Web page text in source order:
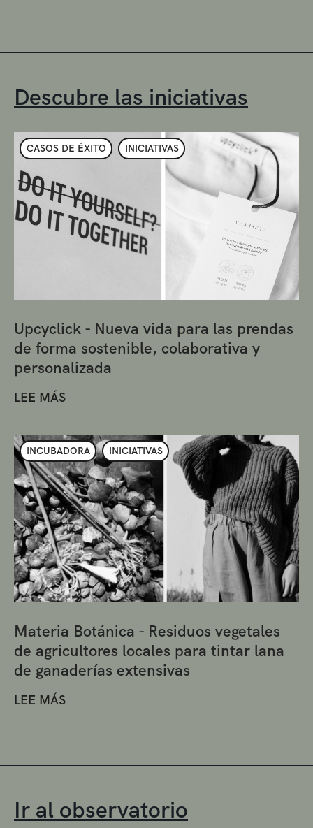
Descubre las iniciativas
CASOS DE ÉXITO INICIATIVAS
Upcyclick - Nueva vida para las prendas
de forma sostenible, colaborativa y
personalizada
LEE MÁS
INCUBADORA INICIATIVAS
Materia Botánica - Residuos vegetales
de agricultores locales para tintar lana
de ganaderías extensivas
LEE MÁS
Ir al observatorio